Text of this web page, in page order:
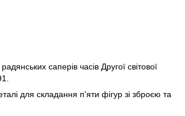
саперів часів Другої світової
для складання п'яти фігур зі зброєю та